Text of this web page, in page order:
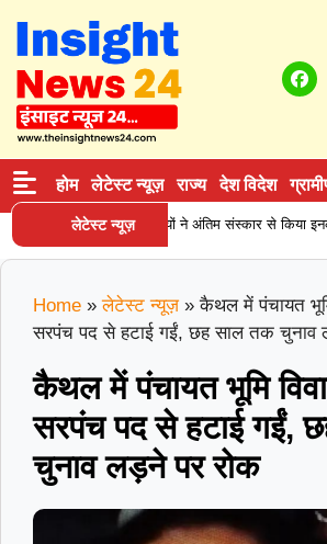
होम लेटेस्ट न्यूज़ राज्य देश विदेश
लेटेस्ट न्यूज़
बुजुर्ग कारोबारी की मौत, बेटियों ने अंतिम संस्कार से किया इनकार
Home » लेटेस्ट न्यूज़ »कैथल में पंचायत भूमि
सरपंच पद से हटाई गईं, छह साल तक चुनाव
कैथल में पंचायत भूमि
सरपंच पद से हटाई गईं,
चुनाव लड़ने पर रोक